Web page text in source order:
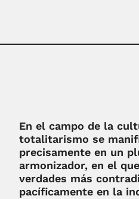
En el campo de la
totalitarismo se
precisamente en un
armonizador, en el
verdades más
pacíficamente en la